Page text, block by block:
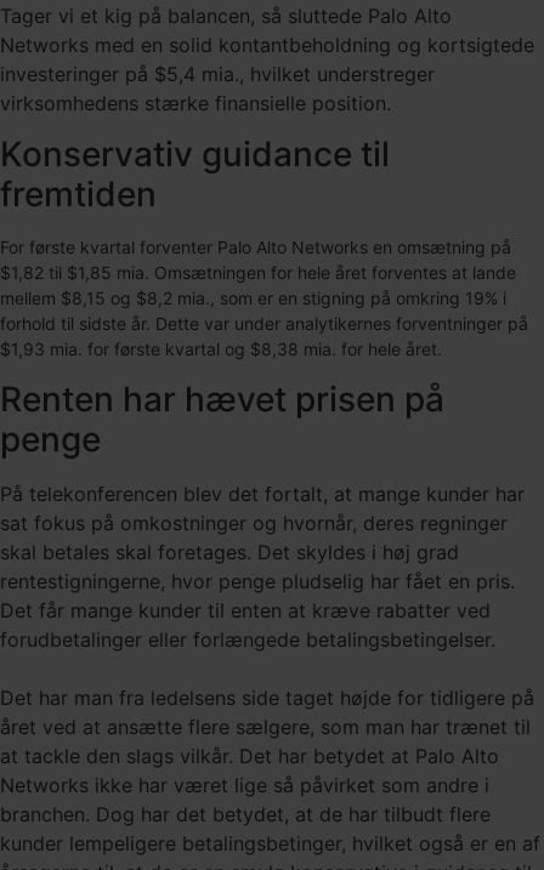
Tager vi et kig på balancen, så sluttede Palo Alto
Networks med en solid kontantbeholdning og kortsigtede
investeringer på $5,4 mia., hvilket understreger
virksomhedens stærke finansielle position.
Konservativ guidance til
fremtiden
For første kvartal forventer Palo Alto Networks en omsætning på
$1,82 til $1,85 mia. Omsætningen for hele året forventes at lande
mellem $8,15 og $8,2 mia., som er en stigning på omkring 19% i
forhold til sidste år. Dette var under analytikernes forventninger på
$1,93 mia. for første kvartal og $8,38 mia. for hele året.
Renten har hævet prisen på
penge
På telekonferencen blev det fortalt, at mange kunder har
sat fokus på omkostninger og hvornår, deres regninger
skal betales skal foretages. Det skyldes i høj grad
rentestigningerne, hvor penge pludselig har fået en pris.
Det får mange kunder til enten at kræve rabatter ved
forudbetalinger eller forlængede betalingsbetingelser.
Det har man fra ledelsens side taget højde for tidligere på
året ved at ansætte flere sælgere, som man har trænet til
at tackle den slags vilkår. Det har betydet at Palo Alto
Networks ikke har været lige så påvirket som andre i
branchen. Dog har det betydet, at de har tilbudt flere
kunder lempeligere betalingsbetinger, hvilket også er en af